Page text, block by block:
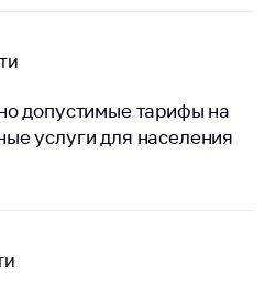
допустимые тарифы на
услуги для населения